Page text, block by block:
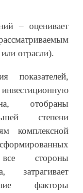
– оценивает
отрасли).
показателей,
отобраны
степени
комплексной
все стороны
затрагивает
факторы